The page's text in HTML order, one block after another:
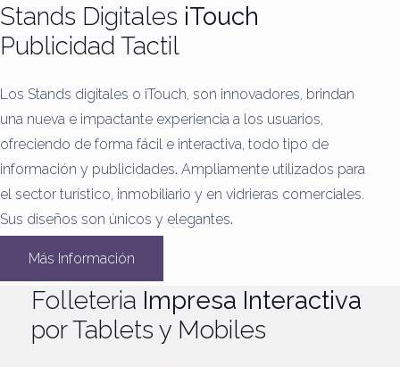
Stands Digitales iTouch
Publicidad Tactil
Los Stands digitales o iTouch, son innovadores, brindan
una nueva e impactante experiencia a los usuarios,
ofreciendo de forma fácil e interactiva, todo tipo de
información y publicidades. Ampliamente utilizados para
el sector turístico, inmobiliario y en vidrieras comerciales.
Sus diseños son únicos y elegantes.
Más Información
Folleteria Impresa Interactiva
por Tablets y Mobiles